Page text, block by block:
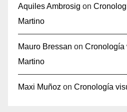
Aquiles Ambrosig on
Martino
Mauro Bressan on Cronología
Martino
Maxi Muñoz on Cronología